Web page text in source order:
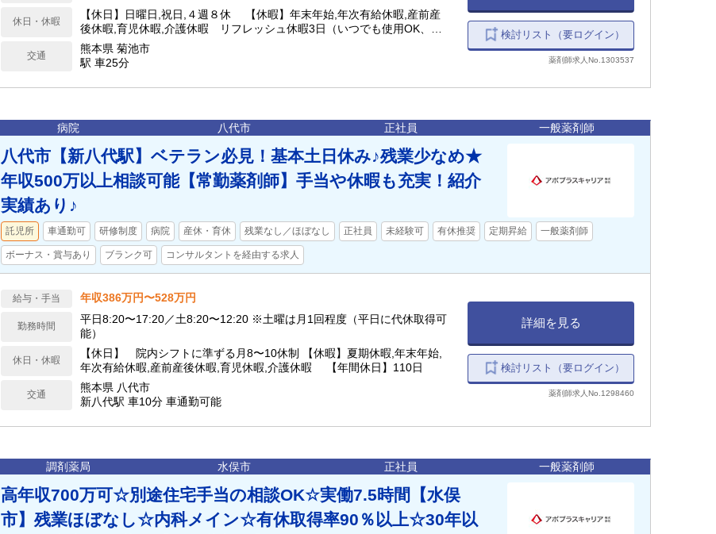
休日・休暇
【休日】日曜日,祝日,４週８休 【休暇】年末年始,年次有給休暇,産前産
後休暇,育児休暇,介護休暇 リフレッシュ休暇3日（いつでも使用OK、正
社員のみ） 【年間休日】111日
交通
熊本県 菊池市
駅 車25分
検討リスト（要ログイン）
薬剤師求人No.1303537
病院 八代市 正社員 一般薬剤師
八代市【新八代駅】ベテラン必見！基本土日休み♪残業少なめ★
年収500万以上相談可能【常勤薬剤師】手当や休暇も充実！紹介
実績あり♪
託児所 車通勤可 研修制度 病院 産休・育休 残業なし／ほぼなし 正社員 未経験可 有休推奨 定期昇給 一般薬剤師
ボーナス・賞与あり ブランク可 コンサルタントを経由する求人
給与・手当 年収386万円〜528万円
勤務時間
平日8:20〜17:20／土8:20〜12:20 ※土曜は月1回程度（平日に代休取得可
能）
休日・休暇
【休日】 院内シフトに準ずる月8〜10休制 【休暇】夏期休暇,年末年始,
年次有給休暇,産前産後休暇,育児休暇,介護休暇 【年間休日】110日
交通
熊本県 八代市
新八代駅 車10分 車通勤可能
詳細を見る
検討リスト（要ログイン）
薬剤師求人No.1298460
調剤薬局 水俣市 正社員 一般薬剤師
高年収700万可☆別途住宅手当の相談OK☆実働7.5時間【水俣
市】残業ほぼなし☆内科メイン☆有休取得率90％以上☆30年以